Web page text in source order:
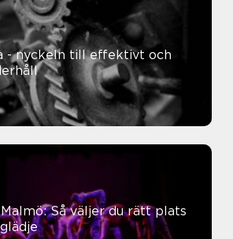
- nyckeln till effektivt och
Så väljer du rätt plats